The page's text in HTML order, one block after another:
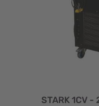
STARK 1CV -